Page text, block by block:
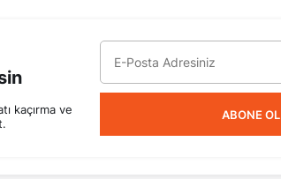
kaçırma ve
ABONE OL